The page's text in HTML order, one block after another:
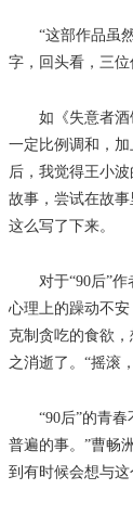
“这部作品虽然
字，回头看，三位
如《失意者酒馆
一定比例调和，
后，我觉得王小
故事，尝试在故
这么写了下来。
对于“90后”作者
心理上的躁动不
克制贪吃的食欲
之消逝了。“摇滚
“90后”的青春不
普遍的事。”曹畅
到有时候会想与